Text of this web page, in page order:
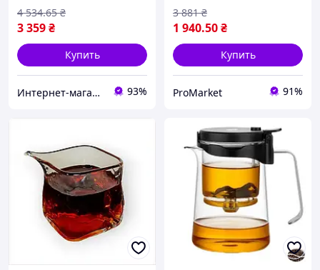
3 359₴
4 534.65 ₴
Купить
Интернет-магазин "Perfectstore" 93%
1 940.50₴
3 881 ₴
Купить
ProMarket 91%